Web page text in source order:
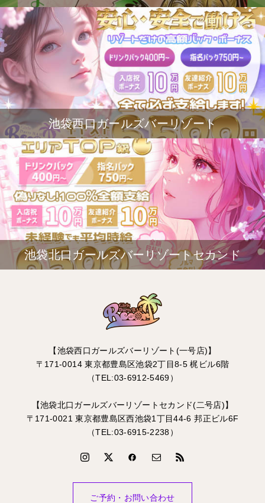
池袋西口ガールズバーリゾート
池袋北口ガールズバーリゾートセカンド
【池袋西口ガールズバーリゾート(一号店)】
〒171-0014 東京都豊島区池袋2丁目8-5 梶ビル6階
（TEL:03-6912-5469）
【池袋北口ガールズバーリゾートセカンド(二号店)】
〒171-0021 東京都豊島区西池袋1丁目44-6 邦正ビル6F
（TEL:03-6915-2238）
ご予約・お問い合わせ